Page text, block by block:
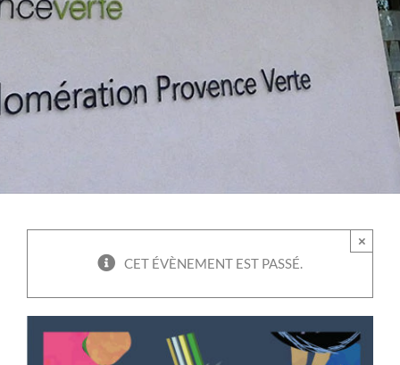
CET ÉVÈNEMENT EST PASSÉ.
×